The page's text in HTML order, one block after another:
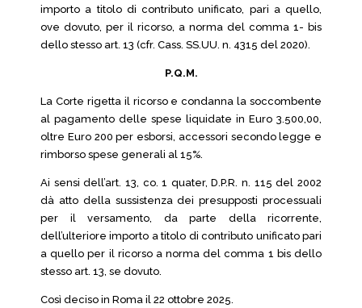
importo a titolo di contributo unificato, pari a quello,
ove dovuto, per il ricorso, a norma del comma 1- bis
dello stesso art. 13 (cfr. Cass. SS.UU. n. 4315 del 2020).
P.Q.M.
La Corte rigetta il ricorso e condanna la soccombente
al pagamento delle spese liquidate in Euro 3.500,00,
oltre Euro 200 per esborsi, accessori secondo legge e
rimborso spese generali al 15%.
Ai sensi dell’art. 13, co. 1 quater, D.P.R. n. 115 del 2002
dà atto della sussistenza dei presupposti processuali
per il versamento, da parte della ricorrente,
dell’ulteriore importo a titolo di contributo unificato pari
a quello per il ricorso a norma del comma 1 bis dello
stesso art. 13, se dovuto.
Così deciso in Roma il 22 ottobre 2025.